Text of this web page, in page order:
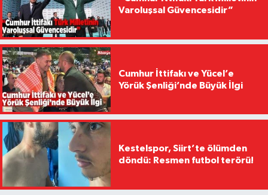
Varoluşsal Güvencesidir”
Cumhur İttifakı ve Yücel’e
Yörük Şenliği’nde Büyük İlgi
Kestelspor, Siirt’te ölümden
döndü: Resmen futbol terörü!